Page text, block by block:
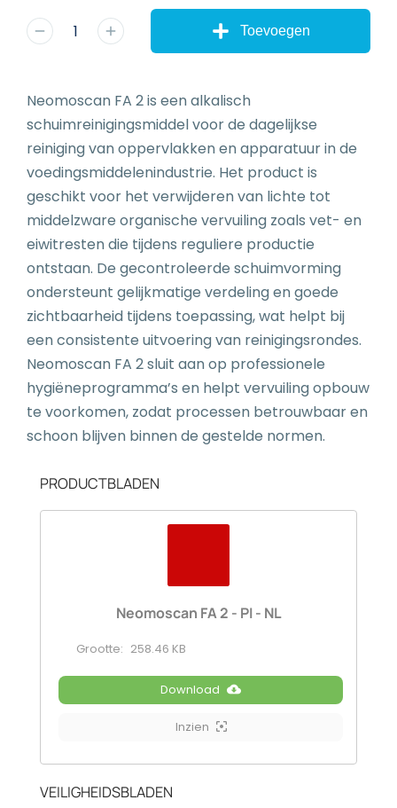
Toevoegen
Neomoscan FA 2 is een alkalisch
schuimreinigingsmiddel voor de dagelijkse
reiniging van oppervlakken en apparatuur in de
voedingsmiddelenindustrie. Het product is
geschikt voor het verwijderen van lichte tot
middelzware organische vervuiling zoals vet- en
eiwitresten die tijdens reguliere productie
ontstaan. De gecontroleerde schuimvorming
ondersteunt gelijkmatige verdeling en goede
zichtbaarheid tijdens toepassing, wat helpt bij
een consistente uitvoering van reinigingsrondes.
Neomoscan FA 2 sluit aan op professionele
hygiëneprogramma’s en helpt vervuiling opbouw
te voorkomen, zodat processen betrouwbaar en
schoon blijven binnen de gestelde normen.
PRODUCTBLADEN
Neomoscan FA 2 - PI - NL
Grootte: 258.46 KB
Download
Inzien
VEILIGHEIDSBLADEN